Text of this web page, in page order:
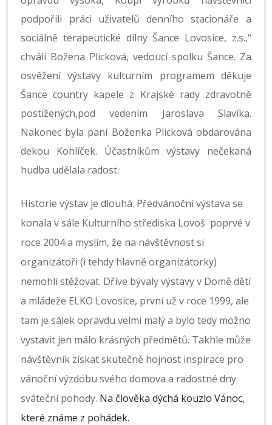
podpořili práci uživatelů denního stacionáře a
sociálně terapeutické dílny Šance Lovosice, z.s.,“
chválí Božena Plicková, vedoucí spolku Šance. Za
osvěžení výstavy kulturním programem děkuje
Šance country kapele z Krajské rady zdravotně
postižených,pod vedením Jaroslava Slavíka.
Nakonec byla paní Boženka Plicková obdarována
dekou Kohlíček. Účastníkům výstavy nečekaná
hudba udělala radost.
Historie výstav je dlouhá. Předvánoční výstava se
konala v sále Kulturního střediska Lovoš poprvé v
roce 2004 a myslím, že na návštěvnost si
organizátoři (i tehdy hlavně organizátorky)
nemohli stěžovat. Dříve bývaly výstavy v Domě dětí
a mládeže ELKO Lovosice, první už v roce 1999, ale
tam je sálek opravdu velmi malý a bylo tedy možno
vystavit jen málo krásných předmětů. Takhle může
návštěvník získat skutečně hojnost inspirace pro
vánoční výzdobu svého domova a radostné dny
sváteční pohody. Na člověka dýchá kouzlo Vánoc,
které známe z pohádek.